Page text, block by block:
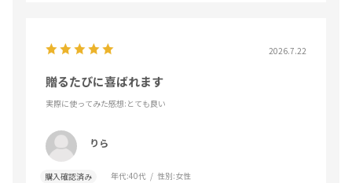
2026.7.22
贈るたびに喜ばれます
実際に使ってみた感想:とても良い
りら
購入確認済み 年代:40代 性別:女性